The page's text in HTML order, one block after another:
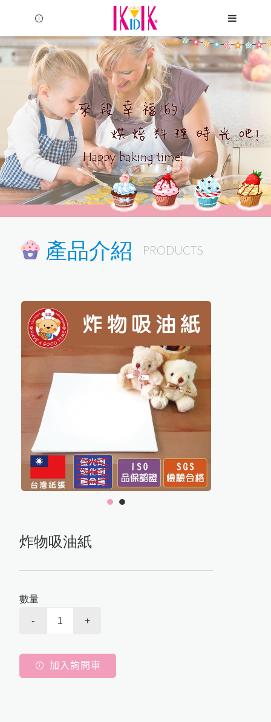
Menu
公司簡介
公司簡介
最新消息
最新消息
產品介紹
食品用紙
蛋糕麵包用紙杯
食品包裝袋
問與答
聯絡我們
Language
繁體中文
產品介紹 PRODUCTS
1 2
炸物吸油紙
數量
- +
加入詢問車